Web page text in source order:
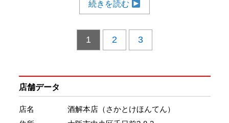
続きを読む
1 2 3
店舗データ
店名
酒解本店（さかとけほんてん）